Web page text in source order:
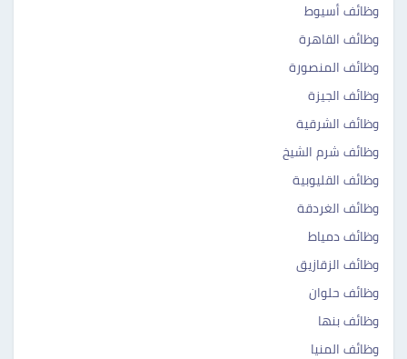
وظائف أسيوط
وظائف القاهرة
وظائف المنصورة
وظائف الجيزة
وظائف الشرقية
وظائف شرم الشيخ
وظائف القليوبية
وظائف الغردقة
وظائف دمياط
وظائف الزقازيق
وظائف حلوان
وظائف بنها
وظائف المنيا